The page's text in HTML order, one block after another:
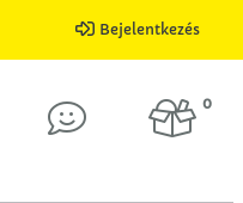
Bejelentkezés
0